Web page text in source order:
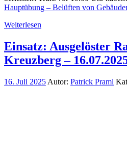
Hauptübung – Belüften von
Weiterlesen
Einsatz: Ausgelöster
Kreuzberg –
16. Juli 2025 Autor: Patrick Praml